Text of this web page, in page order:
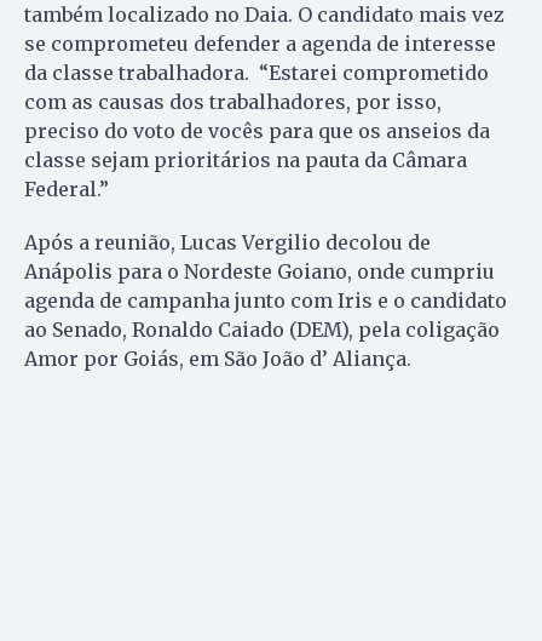
também localizado no Daia. O candidato mais vez
se comprometeu defender a agenda de interesse
da classe trabalhadora. “Estarei comprometido
com as causas dos trabalhadores, por isso,
preciso do voto de vocês para que os anseios da
classe sejam prioritários na pauta da Câmara
Federal.”
Após a reunião, Lucas Vergilio decolou de
Anápolis para o Nordeste Goiano, onde cumpriu
agenda de campanha junto com Iris e o candidato
ao Senado, Ronaldo Caiado (DEM), pela coligação
Amor por Goiás, em São João d’ Aliança.